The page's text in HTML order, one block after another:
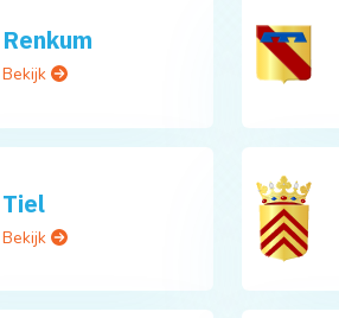
Renkum
Bekijk
Tiel
Bekijk